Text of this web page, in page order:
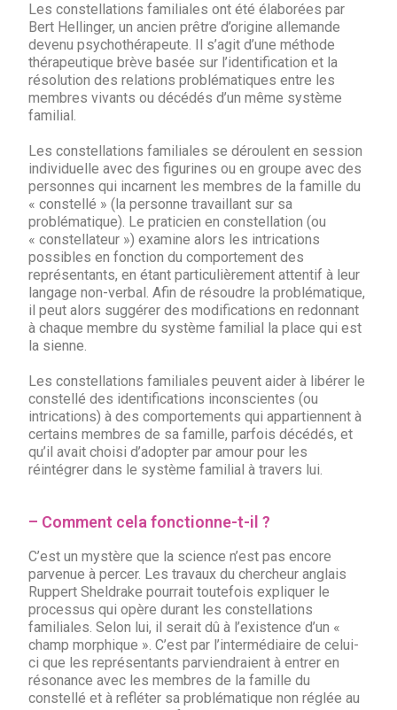
Les constellations familiales ont été élaborées par
Bert Hellinger, un ancien prêtre d’origine allemande
devenu psychothérapeute. Il s’agit d’une méthode
thérapeutique brève basée sur l’identification et la
résolution des relations problématiques entre les
membres vivants ou décédés d’un même système
familial.
Les constellations familiales se déroulent en session
individuelle avec des figurines ou en groupe avec des
personnes qui incarnent les membres de la famille du
« constellé » (la personne travaillant sur sa
problématique). Le praticien en constellation (ou
« constellateur ») examine alors les intrications
possibles en fonction du comportement des
représentants, en étant particulièrement attentif à leur
langage non-verbal. Afin de résoudre la problématique,
il peut alors suggérer des modifications en redonnant
à chaque membre du système familial la place qui est
la sienne.
Les constellations familiales peuvent aider à libérer le
constellé des identifications inconscientes (ou
intrications) à des comportements qui appartiennent à
certains membres de sa famille, parfois décédés, et
qu’il avait choisi d’adopter par amour pour les
réintégrer dans le système familial à travers lui.
– Comment cela fonctionne-t-il ?
C’est un mystère que la science n’est pas encore
parvenue à percer. Les travaux du chercheur anglais
Ruppert Sheldrake pourrait toutefois expliquer le
processus qui opère durant les constellations
familiales. Selon lui, il serait dû à l’existence d’un «
champ morphique ». C’est par l’intermédiaire de celui-
ci que les représentants parviendraient à entrer en
résonance avec les membres de la famille du
constellé et à refléter sa problématique non réglée au